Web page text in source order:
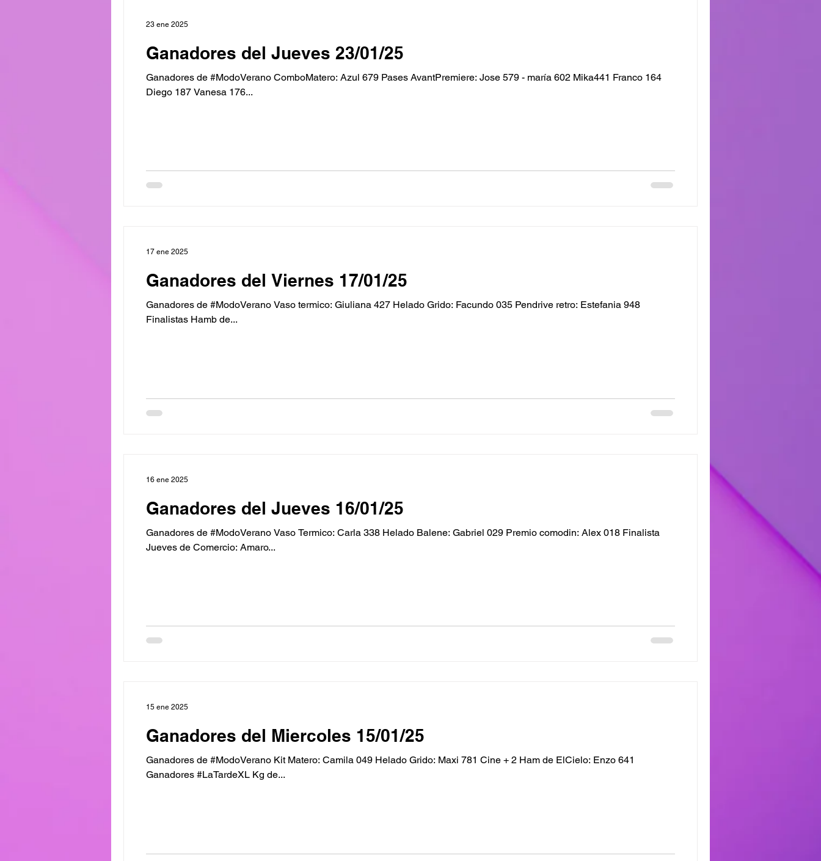
Ganadores del Jueves 23/01/25
Ganadores de #ModoVerano ComboMatero: Azul 679 Pases AvantPremiere: Jose 579 - maría 602 Mika441 Franco 164
Diego 187 Vanesa 176...
23 ene 2025
Ganadores del Viernes 17/01/25
Ganadores de #ModoVerano Vaso termico: Giuliana 427 Helado Grido: Facundo 035 Pendrive retro: Estefania 948
Finalistas Hamb de...
17 ene 2025
Ganadores del Jueves 16/01/25
Ganadores de #ModoVerano Vaso Termico: Carla 338 Helado Balene: Gabriel 029 Premio comodin: Alex 018 Finalista
Jueves de Comercio: Amaro...
16 ene 2025
Ganadores del Miercoles 15/01/25
Ganadores de #ModoVerano Kit Matero: Camila 049 Helado Grido: Maxi 781 Cine + 2 Ham de ElCielo: Enzo 641
Ganadores #LaTardeXL Kg de...
15 ene 2025